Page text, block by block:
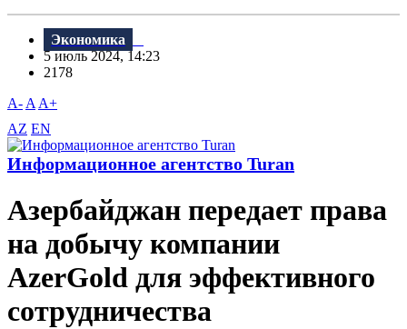
Экономика
5 июль 2024, 14:23
2178
A- A A+
AZ EN
Информационное агентство Turan
Азербайджан передает права
на добычу компании
AzerGold для эффективного
сотрудничества